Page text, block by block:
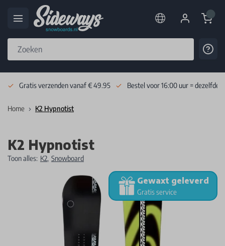
Cart
Gratis verzenden vanaf € 49.95 Bestel voor 16:00 uur = dezelfde
Home K2 Hypnotist
K2 Hypnotist
Toon alles: K2, Snowboard
Gewaxt geleverd
Gratis service